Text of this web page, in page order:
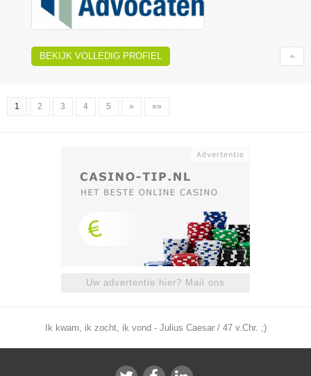
BEKIJK VOLLEDIG PROFIEL
1 2 3 4 5 » »»
Uw advertentie hier? Mail ons
Ik kwam, ik zocht, ik vond - Julius Caesar / 47 v.Chr. ;)